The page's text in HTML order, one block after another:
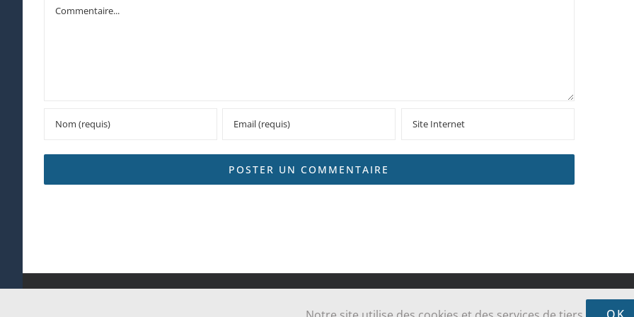
Commentaire
Tous droits réservés Paroisse Sainte-Jeanne-Jugan des Grèves - Cancale - Saint-Coulomb | Réalisé par